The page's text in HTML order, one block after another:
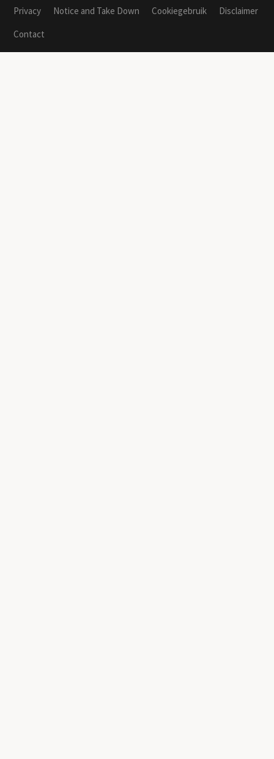
Privacy
Notice and Take Down Cookiegebruik
Disclaimer
Contact